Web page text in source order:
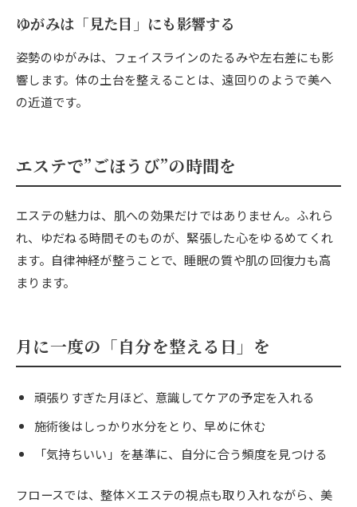
ゆがみは「見た目」にも影響する
姿勢のゆがみは、フェイスラインのたるみや左右差にも影
響します。体の土台を整えることは、遠回りのようで美へ
の近道です。
エステで”ごほうび”の時間を
エステの魅力は、肌への効果だけではありません。ふれら
れ、ゆだねる時間そのものが、緊張した心をゆるめてくれ
ます。自律神経が整うことで、睡眠の質や肌の回復力も高
まります。
月に一度の「自分を整える日」を
頑張りすぎた月ほど、意識してケアの予定を入れる
施術後はしっかり水分をとり、早めに休む
「気持ちいい」を基準に、自分に合う頻度を見つける
フロースでは、整体×エステの視点も取り入れながら、美